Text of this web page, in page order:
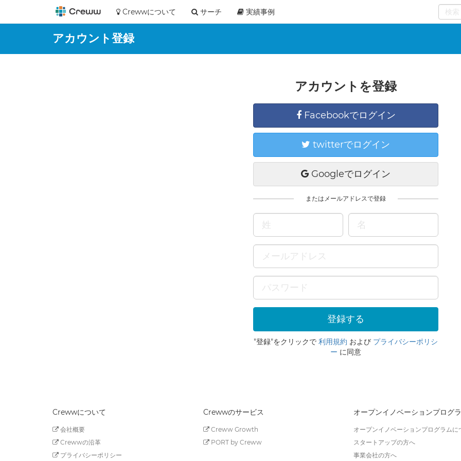
Crewwについて サーチ 実績事例
0
アカウント登録
アカウントを登録
Facebookでログイン
twitterでログイン
Googleでログイン
またはメールアドレスで登録
"登録"をクリックで 利用規約 および プライバシーポリシ
ー に同意
Crewwについて
会社概要
Crewwの沿革
プライバシーポリシー
Crewwのサービス
Creww Growth
PORT by Creww
オープンイノベーションプログ
オープンイノベーションプログラムに
スタートアップの方へ
事業会社の方へ